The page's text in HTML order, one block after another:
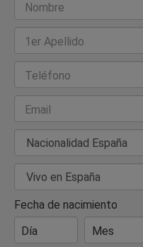
Nombre
1er Apellido
Teléfono
Email
Nacionalidad
País de Residencia
Fecha de nacimiento
Día
Mes